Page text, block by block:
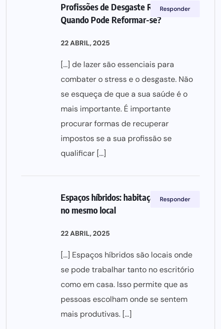
Profissões de Desgaste Rápido:
Quando Pode Reformar-se?
22 ABRIL, 2025
[…] de lazer são essenciais para
combater o stress e o desgaste. Não
se esqueça de que a sua saúde é o
mais importante. É importante
procurar formas de recuperar
impostos se a sua profissão se
qualificar […]
Responder
Espaços híbridos: habitação e trabalho
no mesmo local
22 ABRIL, 2025
[…] Espaços híbridos são locais onde
se pode trabalhar tanto no escritório
como em casa. Isso permite que as
pessoas escolham onde se sentem
mais produtivas. […]
Responder